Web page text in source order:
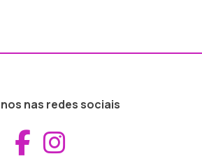
nas redes sociais
Aceder ao